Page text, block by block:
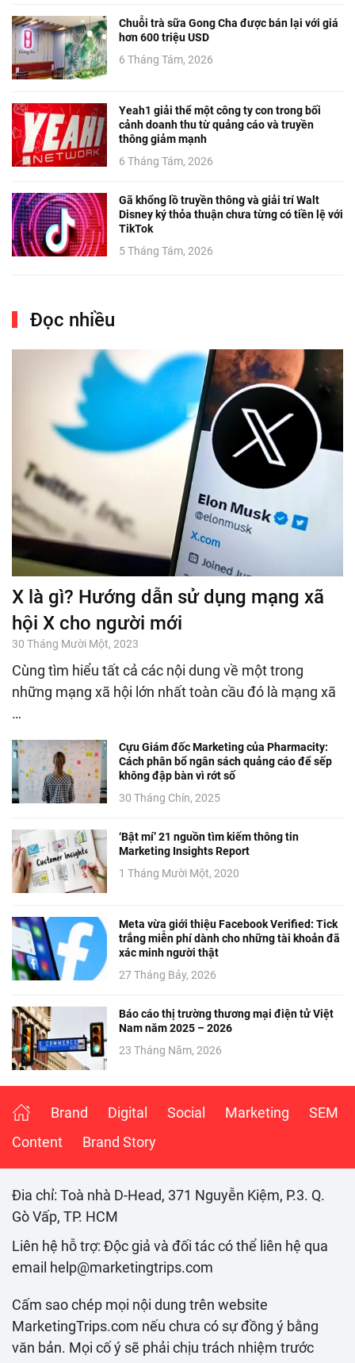
Chuỗi trà sữa Gong Cha được bán lại với giá
hơn 600 triệu USD
6 Tháng Tám, 2026
Yeah1 giải thể một công ty con trong bối
cảnh doanh thu từ quảng cáo và truyền
thông giảm mạnh
6 Tháng Tám, 2026
Gã khổng lồ truyền thông và giải trí Walt
Disney ký thỏa thuận chưa từng có tiền lệ với
TikTok
5 Tháng Tám, 2026
Đọc nhiều
X là gì? Hướng dẫn sử dụng mạng xã
hội X cho người mới
30 Tháng Mười Một, 2023
Cùng tìm hiểu tất cả các nội dung về một trong
những mạng xã hội lớn nhất toàn cầu đó là mạng xã
…
Cựu Giám đốc Marketing của Pharmacity:
Cách phân bổ ngân sách quảng cáo để sếp
không đập bàn vì rớt số
30 Tháng Chín, 2025
‘Bật mí’ 21 nguồn tìm kiếm thông tin
Marketing Insights Report
1 Tháng Mười Một, 2020
Meta vừa giới thiệu Facebook Verified: Tick
trắng miễn phí dành cho những tài khoản đã
xác minh người thật
27 Tháng Bảy, 2026
Báo cáo thị trường thương mại điện tử Việt
Nam năm 2025 – 2026
23 Tháng Năm, 2026
Brand Digital Social Marketing
SEM
Content
Brand Story
Đia chỉ: Toà nhà D-Head, 371 Nguyễn Kiệm, P.3. Q.
Gò Vấp, TP. HCM
Liên hệ hỗ trợ: Độc giả và đối tác có thể liên hệ qua
email help@marketingtrips.com
Cấm sao chép mọi nội dung trên website
MarketingTrips.com nếu chưa có sự đồng ý bằng
văn bản. Mọi cố ý sẽ phải chịu trách nhiệm trước